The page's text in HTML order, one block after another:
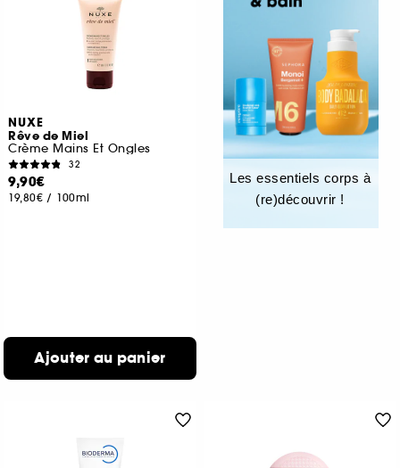
NUXE
Rêve de Miel
Crème Mains Et Ongles
32
9,90€
19,80€ / 100ml
Ajouter au panier
Les essentiels corps à
(re)découvrir !